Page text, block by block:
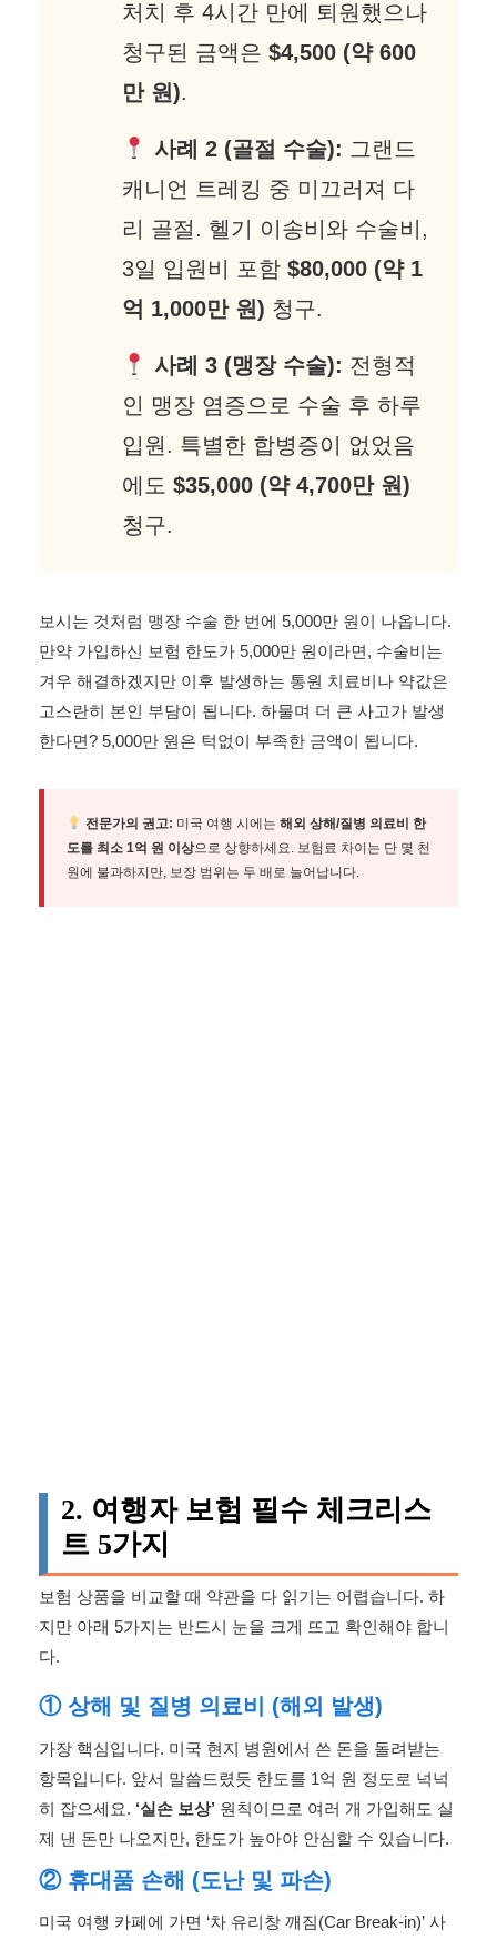
처치 후 4시간 만에 퇴원했으나
청구된 금액은 $4,500 (약 600
만 원).
사례 2 (골절 수술): 그랜드
캐니언 트레킹 중 미끄러져 다
리 골절. 헬기 이송비와 수술비,
3일 입원비 포함 $80,000 (약 1
억 1,000만 원) 청구.
사례 3 (맹장 수술): 전형적
인 맹장 염증으로 수술 후 하루
입원. 특별한 합병증이 없었음
에도 $35,000 (약 4,700만 원)
청구.
보시는 것처럼 맹장 수술 한 번에 5,000만 원이 나옵니다.
만약 가입하신 보험 한도가 5,000만 원이라면, 수술비는
겨우 해결하겠지만 이후 발생하는 통원 치료비나 약값은
고스란히 본인 부담이 됩니다. 하물며 더 큰 사고가 발생
한다면? 5,000만 원은 턱없이 부족한 금액이 됩니다.
전문가의 권고: 미국 여행 시에는 해외 상해/질병 의료비 한
도를 최소 1억 원 이상으로 상향하세요. 보험료 차이는 단 몇 천
원에 불과하지만, 보장 범위는 두 배로 늘어납니다.
2. 여행자 보험 필수 체크리스
트 5가지
보험 상품을 비교할 때 약관을 다 읽기는 어렵습니다. 하
지만 아래 5가지는 반드시 눈을 크게 뜨고 확인해야 합니
다.
① 상해 및 질병 의료비 (해외 발생)
가장 핵심입니다. 미국 현지 병원에서 쓴 돈을 돌려받는
항목입니다. 앞서 말씀드렸듯 한도를 1억 원 정도로 넉넉
히 잡으세요. ‘실손 보상’ 원칙이므로 여러 개 가입해도 실
제 낸 돈만 나오지만, 한도가 높아야 안심할 수 있습니다.
② 휴대품 손해 (도난 및 파손)
미국 여행 카페에 가면 ‘차 유리창 깨짐(Car Break-in)’ 사